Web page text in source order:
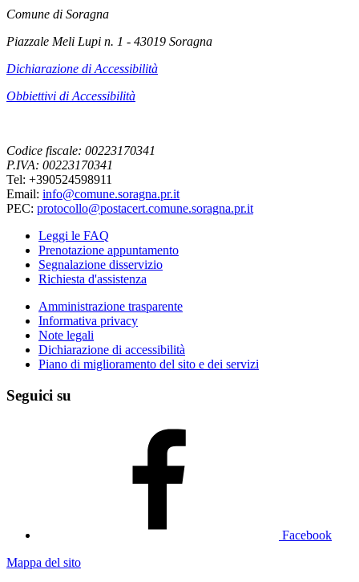
Comune di Soragna
Piazzale Meli Lupi n. 1 - 43019 Soragna
Dichiarazione di Accessibilità
Obbiettivi di Accessibilità
Codice fiscale: 00223170341
P.IVA: 00223170341
Tel: +390524598911
Email: info@comune.soragna.pr.it
PEC: protocollo@postacert.comune.soragna.pr.it
Leggi le FAQ
Prenotazione appuntamento
Segnalazione disservizio
Richiesta d'assistenza
Amministrazione trasparente
Informativa privacy
Note legali
Dichiarazione di accessibilità
Piano di miglioramento del sito e dei servizi
Seguici su
Facebook
Mappa del sito